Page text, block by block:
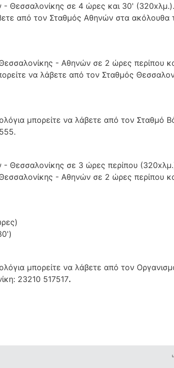
Θεσσαλονίκης σε 4 ώρες και 30'
από τον Σταθμός Αθηνών στα ακόλουθα
- Αθηνών σε 2 ώρες περίπου
να λάβετε από τον Σταθμός
μπορείτε να λάβετε από τον Σταθμό
Θεσσαλονίκης σε 3 ώρες περίπου
- Αθηνών σε 2 ώρες περίπου
μπορείτε να λάβετε από τον
23210 517517.